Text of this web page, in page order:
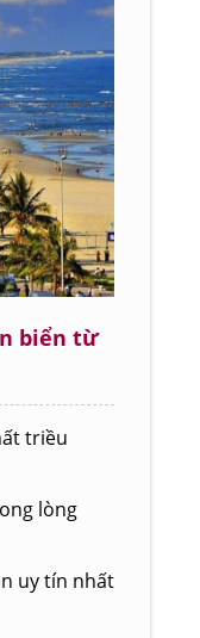
biển từ
triều
lòng
uy tín nhất